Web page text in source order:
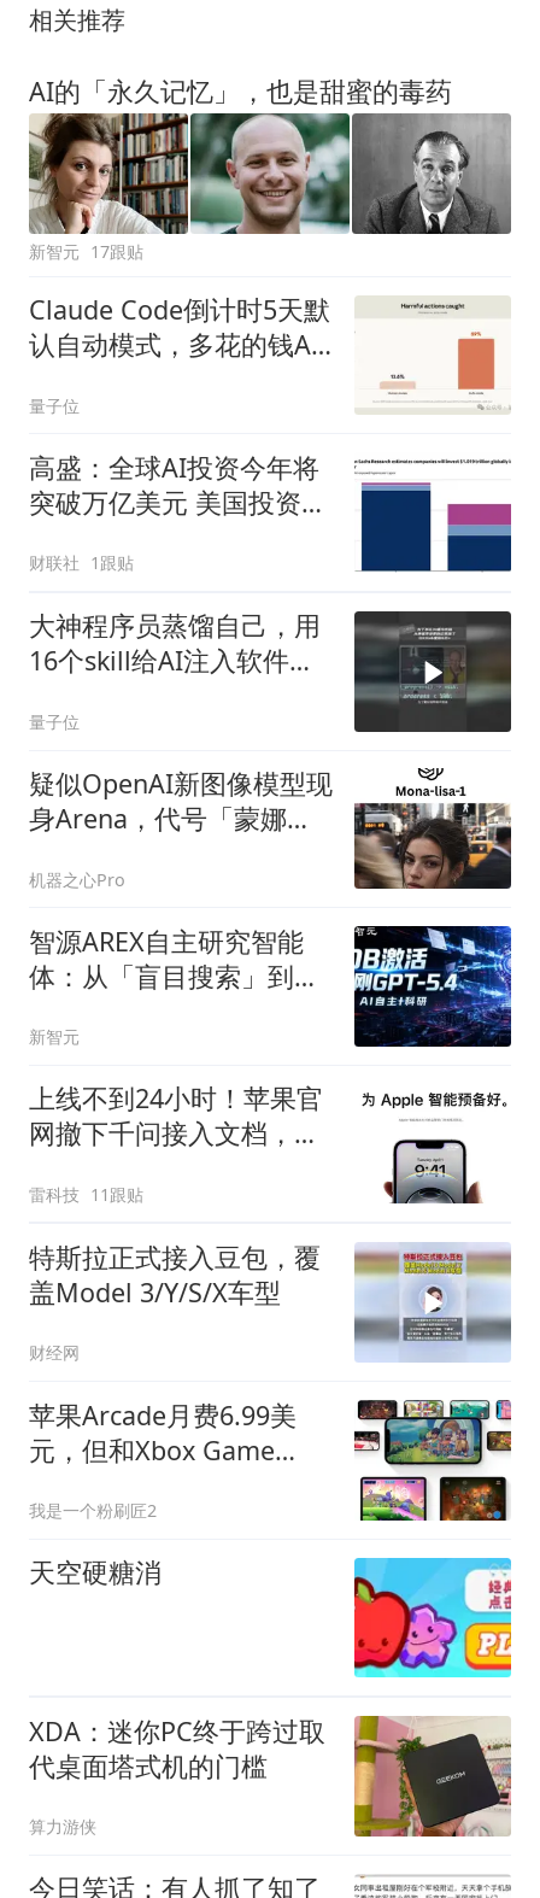
相关推荐
AI的「永久记忆」，也是甜蜜的毒药
新智元 17跟贴
Claude Code倒计时5天默
认自动模式，多花的钱A
量子位
高盛：全球AI投资今年将
突破万亿美元 美国投资接
财联社 1跟贴
大神程序员蒸馏自己，用
16个skill给AI注入软件工
量子位
疑似OpenAI新图像模型现
身Arena，代号「蒙娜丽
机器之心Pro
智源AREX自主研究智能
体：从「盲目搜索」到
新智元
上线不到24小时！苹果官
网撤下千问接入文档，国
雷科技 11跟贴
特斯拉正式接入豆包，覆
盖Model 3/Y/S/X车型
财经网
苹果Arcade月费6.99美
元，但和Xbox Game
我是一个粉刷匠2
天空硬糖消
XDA：迷你PC终于跨过取
代桌面塔式机的门槛
算力游侠
今日笑话：有人抓了知了